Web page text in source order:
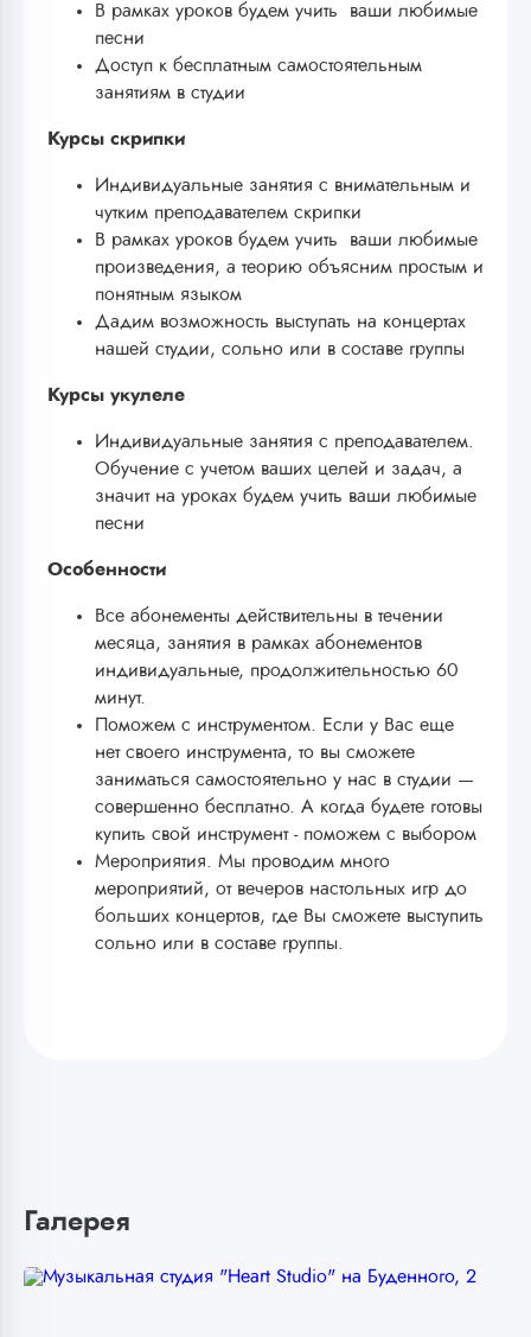
В рамках уроков будем учить ваши любимые
песни
Доступ к бесплатным самостоятельным
занятиям в студии
Курсы скрипки
Индивидуальные занятия с внимательным и
чутким преподавателем скрипки
В рамках уроков будем учить ваши любимые
произведения, а теорию объясним простым и
понятным языком
Дадим возможность выступать на концертах
нашей студии, сольно или в составе группы
Курсы укулеле
Индивидуальные занятия с преподавателем.
Обучение с учетом ваших целей и задач, а
значит на уроках будем учить ваши любимые
песни
Особенности
Bсе абонементы действительны в течении
месяца, занятия в рамках абонементов
индивидуальные, продолжительностью 60
минут.
Поможем с инструментом. Если у Вас еще
нет своего инструмента, то вы сможете
заниматься самостоятельно у нас в студии —
совершенно бесплатно. А когда будете готовы
купить свой инструмент - поможем с выбором
Мероприятия. Мы проводим много
мероприятий, от вечеров настольных игр до
больших концертов, где Вы сможете выступить
сольно или в составе группы.
Галерея